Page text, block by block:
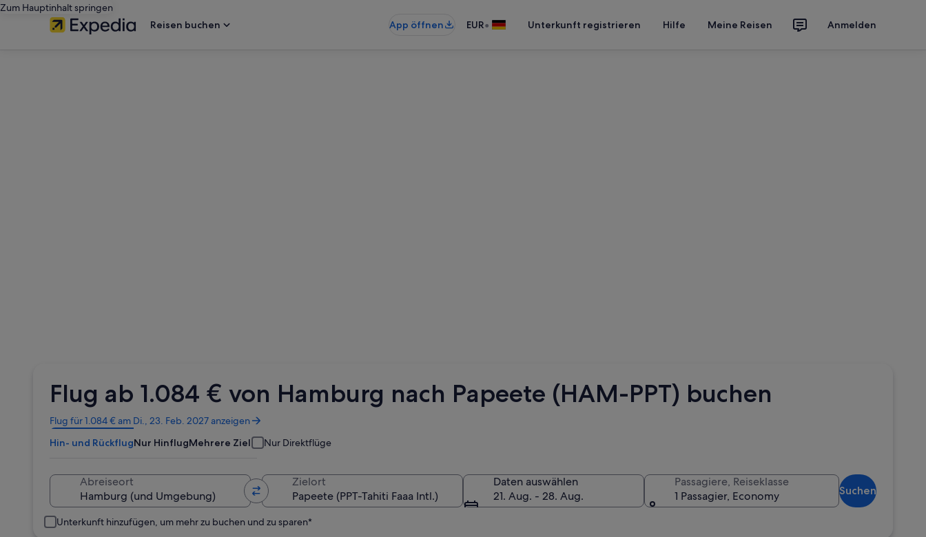
Zum Hauptinhalt springen
Reisen buchen
App öffnen EUR• Unterkunft registrieren Hilfe Meine Reisen Anmelden
Flug ab 1.084 € von Hamburg nach Papeete (HAM-PPT) buchen
Flug für 1.084 € am Di., 23. Feb. 2027 anzeigen
Wird
in
einem
geöffnet
Hin- und RückflugNur HinflugMehrere Ziele Nur Direktflüge
Abreiseort Zielort
Daten auswählen
21. Aug. - 28. Aug.
Passagiere, Reiseklasse
1 Passagier, Economy
Suchen
Unterkunft hinzufügen, um mehr zu buchen und zu sparen*